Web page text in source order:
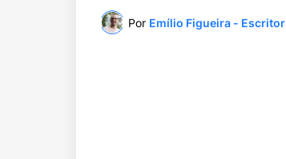
Por Emílio Figueira - Escritor